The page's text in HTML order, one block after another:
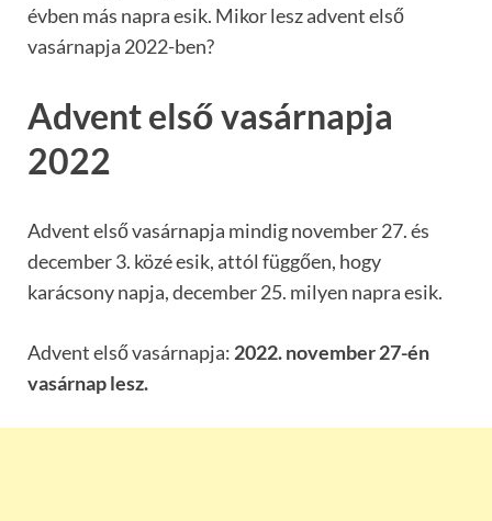
évben más napra esik. Mikor lesz advent első
vasárnapja 2022-ben?
Advent első vasárnapja
2022
Advent első vasárnapja mindig november 27. és
december 3. közé esik, attól függően, hogy
karácsony napja, december 25. milyen napra esik.
Advent első vasárnapja: 2022. november 27-én
vasárnap lesz.